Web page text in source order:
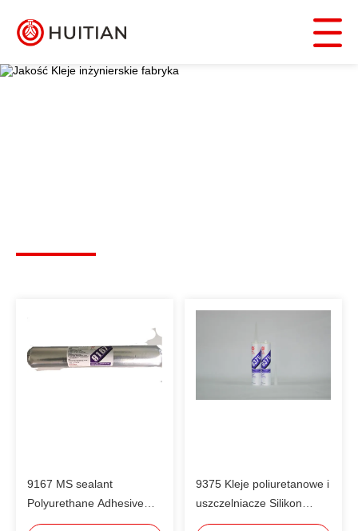
9167 MS sealant
Polyurethane Adhesive
Glue do budynków
9375 Kleje poliuretanowe i
uszczelniacze Silikon
neutralny klej Typ